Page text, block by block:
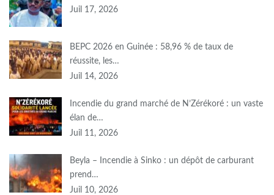
Juil 17, 2026
BEPC 2026 en Guinée : 58,96 % de taux de
réussite, les…
Juil 14, 2026
Incendie du grand marché de N’Zérékoré : un vaste
élan de…
Juil 11, 2026
Beyla – Incendie à Sinko : un dépôt de carburant
prend…
Juil 10, 2026